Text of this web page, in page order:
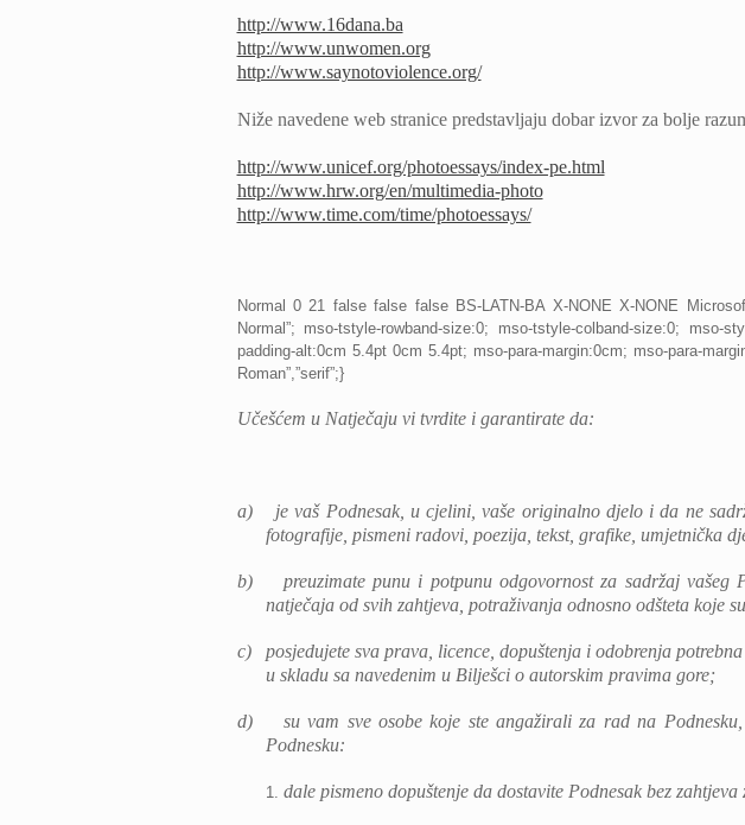
http://www.16dana.ba
http://www.unwomen.org
http://www.saynotoviolence.org/
Niže navedene web stranice predstavljaju dobar izvor za bolje
http://www.unicef.org/photoessays/index-pe.html
http://www.hrw.org/en/multimedia-photo
http://www.time.com/time/photoessays/
Normal 0 21 false false false BS-LATN-BA X-NONE X-NONE
Normal”; mso-tstyle-rowband-size:0; mso-tstyle-colband-size:0; mso-
padding-alt:0cm 5.4pt 0cm 5.4pt; mso-para-margin:0cm; mso-para-
Roman”,”serif”;}
Učešćem u Natječaju vi tvrdite i garantirate da:
a)
je vaš Podnesak, u cjelini, vaše originalno djelo i da ne
fotografije, pismeni radovi, poezija, tekst, grafike, umjetnička
b)
preuzimate punu i potpunu odgovornost za sadržaj
natječaja od svih zahtjeva, potraživanja odnosno odšteta koje
c)
posjedujete sva prava, licence, dopuštenja i odobrenja
u skladu sa navedenim u Bilješci o autorskim pravima gore;
d)
su vam sve osobe koje ste angažirali za rad na
Podnesku:
dale pismeno dopuštenje da dostavite Podnesak bez